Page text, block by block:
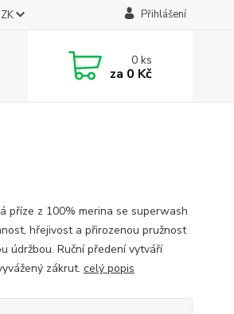
Přihlášení
0ks
za 0 Kč
příze z 100% merina se superwash
hřejivost a přirozenou pružnost
údržbou. Ruční předení vytváří
zákrut. celý popis